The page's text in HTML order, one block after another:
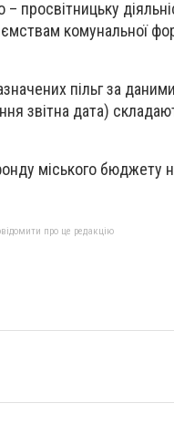
просвітницьку
комунальної
пільг за
звітна дата)
міського бюджету
про це редакцію